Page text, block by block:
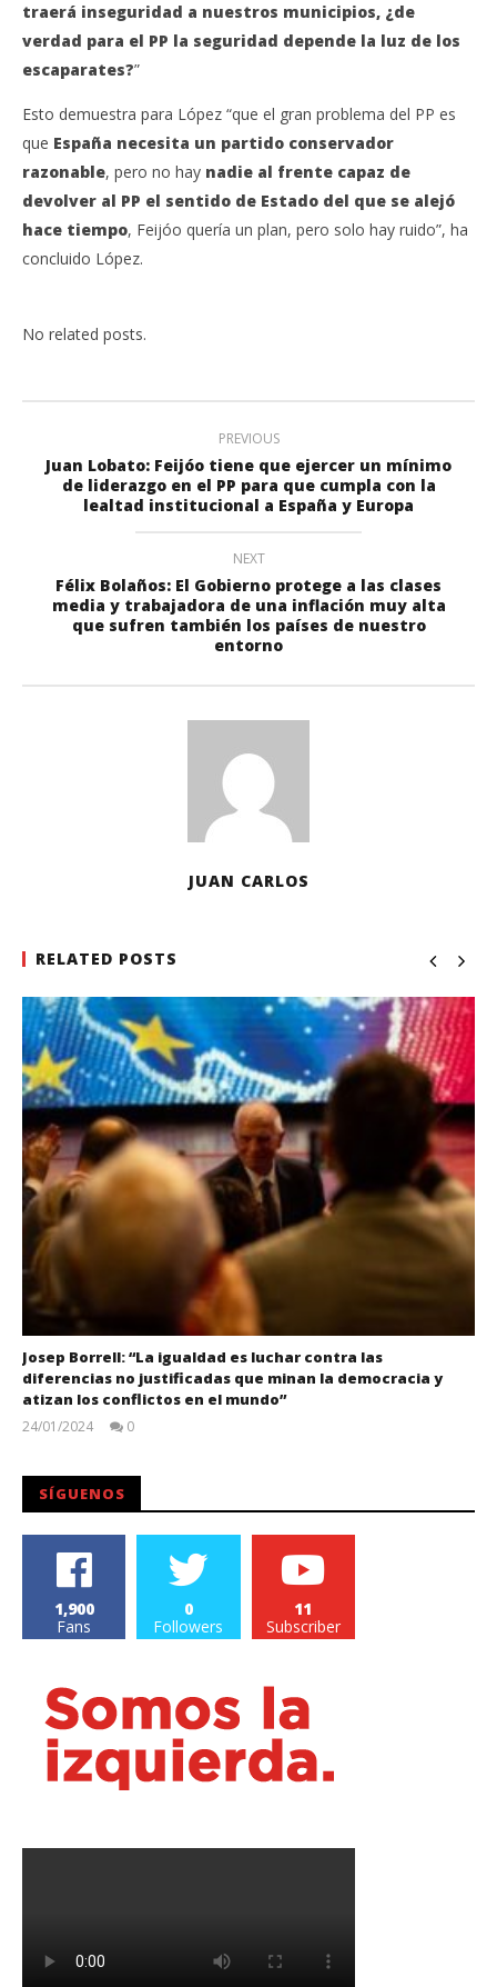
traerá inseguridad a nuestros municipios, ¿de
verdad para el PP la seguridad depende la luz de los
escaparates?”
Esto demuestra para López “que el gran problema del PP es
que España necesita un partido conservador
razonable, pero no hay nadie al frente capaz de
devolver al PP el sentido de Estado del que se alejó
hace tiempo, Feijóo quería un plan, pero solo hay ruido”, ha
concluido López.
No related posts.
PREVIOUS
Juan Lobato: Feijóo tiene que ejercer un mínimo
de liderazgo en el PP para que cumpla con la
lealtad institucional a España y Europa
NEXT
Félix Bolaños: El Gobierno protege a las clases
media y trabajadora de una inflación muy alta
que sufren también los países de nuestro
entorno
JUAN CARLOS
RELATED POSTS
Josep Borrell: “La igualdad es luchar contra las
diferencias no justificadas que minan la democracia y
atizan los conflictos en el mundo”
24/01/2024
0
SÍGUENOS
1,900
Fans
0
Followers
11
Subscriber